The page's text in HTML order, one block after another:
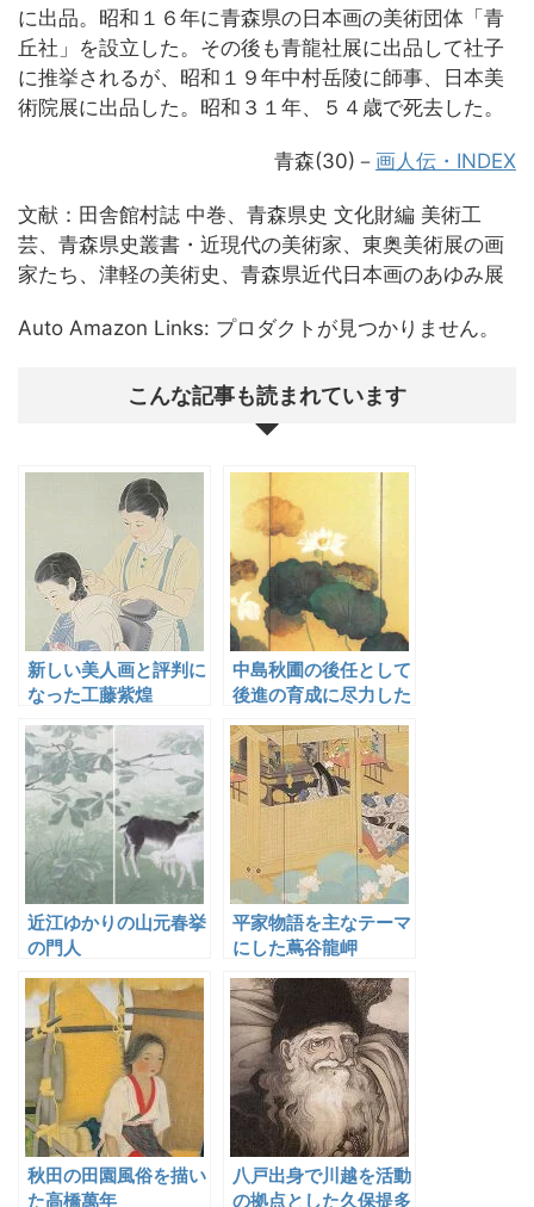
に出品。昭和１６年に青森県の日本画の美術団体「青
丘社」を設立した。その後も青龍社展に出品して社子
に推挙されるが、昭和１９年中村岳陵に師事、日本美
術院展に出品した。昭和３１年、５４歳で死去した。
青森(30)－ 画人伝・INDEX
文献：田舎館村誌 中巻、青森県史 文化財編 美術工
芸、青森県史叢書・近現代の美術家、東奥美術展の画
家たち、津軽の美術史、青森県近代日本画のあゆみ展
Auto Amazon Links: プロダクトが見つかりません。
こんな記事も読まれています
新しい美人画と評判に
なった工藤紫煌
中島秋圃の後任として
後進の育成に尽力した
近江ゆかりの山元春挙
の門人
平家物語を主なテーマ
にした蔦谷龍岬
秋田の田園風俗を描い
た高橋萬年
八戸出身で川越を活動
の拠点とした久保提多